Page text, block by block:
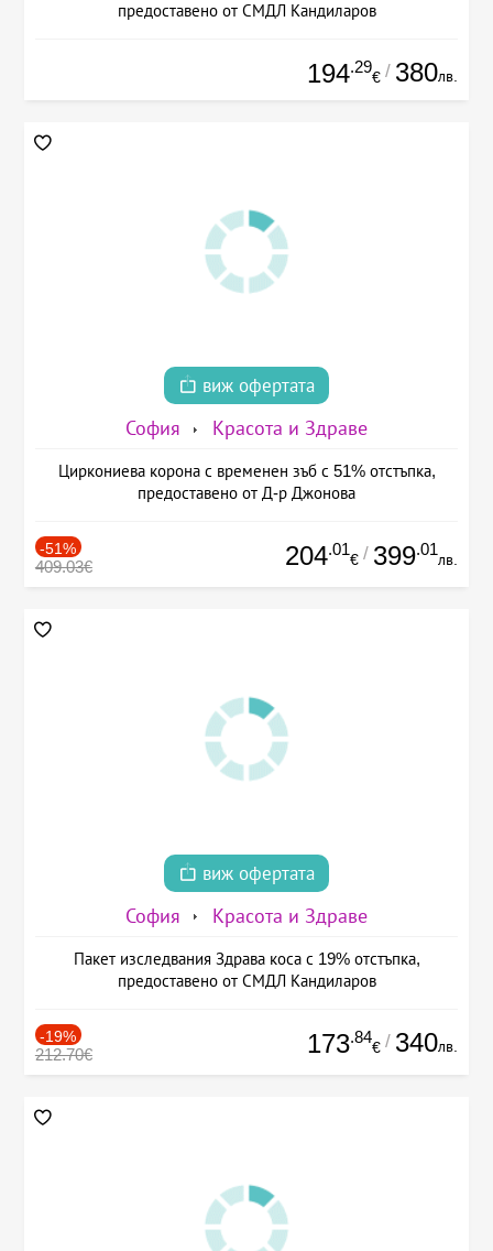
предоставено от СМДЛ Кандиларов
194.29
€ / 380лв.
виж офертата
София Красота и Здраве
Циркониева корона с временен зъб с 51% отстъпка,
предоставено от Д-р Джонова
-51%
409.03€ 204.01
€ / 399.01
лв.
виж офертата
София Красота и Здраве
Пакет изследвания Здрава коса с 19% отстъпка,
предоставено от СМДЛ Кандиларов
-19%
212.70€ 173.84
€ / 340лв.